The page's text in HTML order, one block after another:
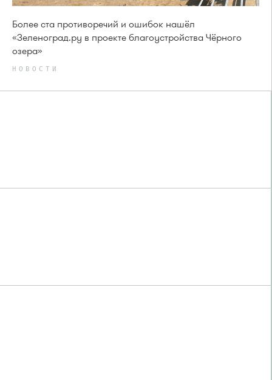
Более ста противоречий и ошибок нашёл
«Зеленоград.ру в проекте благоустройства Чёрного
озера»
НОВОСТИ